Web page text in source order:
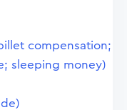
compensation;
sleeping money)